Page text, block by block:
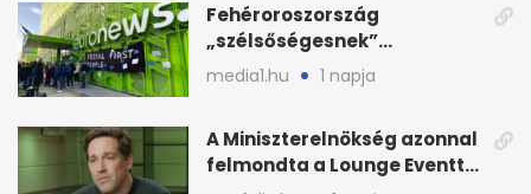
Fehéroroszország
„szélsőségesnek”
minősítette az Euronews
media1.hu 1 napja
A Miniszterelnökség azonnal
felmondta a Lounge Eventtel